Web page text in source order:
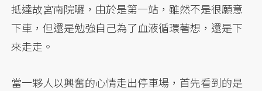
抵達故宮南院囉，由於是第一站，雖然不是很願意
下車，但還是勉強自己為了血液循環著想，還是下
來走走。
當一夥人以興奮的心情走出停車場，首先看到的是